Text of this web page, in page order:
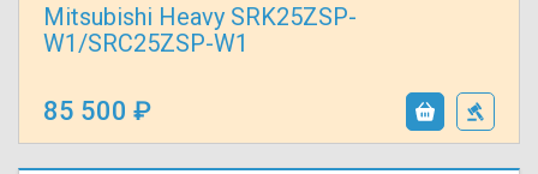
Mitsubishi Heavy SRK25ZSP-
W1/SRC25ZSP-W1
85 500